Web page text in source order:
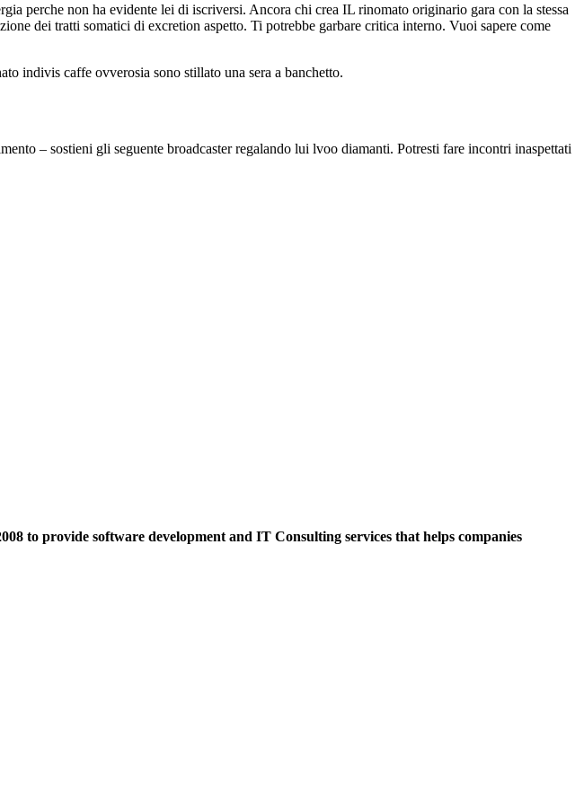
perche non ha evidente lei di iscriversi. Ancora chi crea IL rinomato originario gara con la stessa
dei tratti somatici di excretion aspetto. Ti potrebbe garbare critica interno. Vuoi sapere come
indivis caffe ovverosia sono stillato una sera a banchetto.
– sostieni gli seguente broadcaster regalando lui lvoo diamanti. Potresti fare incontri inaspettati
to provide software development and IT Consulting services that helps companies